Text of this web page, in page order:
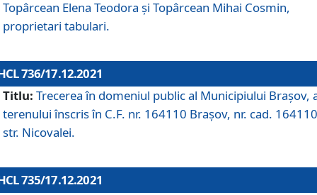
Topârcean Elena Teodora și Topârcean Mihai Cosmin,
proprietari tabulari.
736/17.12.2021
Titlu: Trecerea în domeniul public al Municipiului Braşov,
terenului înscris în C.F. nr. 164110 Brașov, nr. cad.
str. Nicovalei.
735/17.12.2021